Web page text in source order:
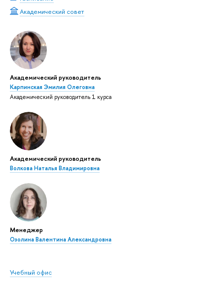
Академический совет
Академический руководитель
Карпинская Эмилия Олеговна
Академический руководитель 1 курса
Академический руководитель
Волкова Наталья Владимировна
Менеджер
Озолина Валентина Александровна
Учебный офис